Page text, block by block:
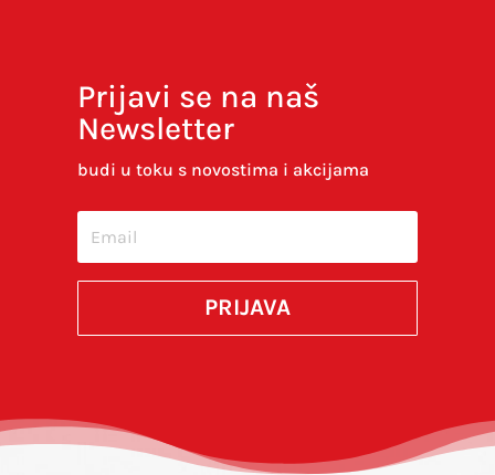
Spremi moje ime, e-poštu i web-stranicu u
budem komentirao.
Prijavi se na naš
Newsletter
budi u toku s novostima i akcijama
PRIJAVA